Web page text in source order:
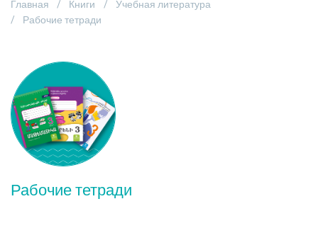
Главная Книги
Учебная литература
Рабочие тетради
Рабочие тетради